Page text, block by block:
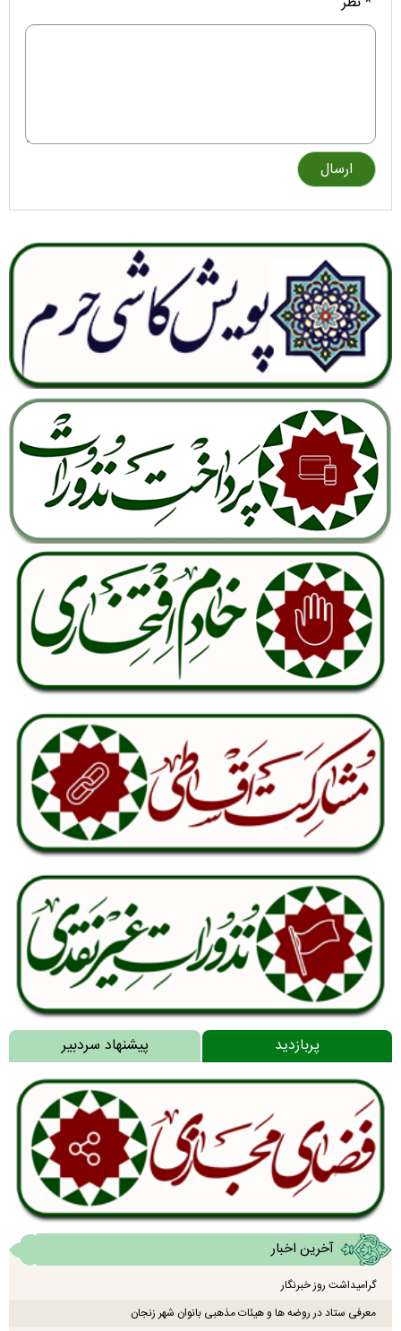
پربازدید پیشنهاد سردبیر
آخرین اخبار
گرامیداشت روز خبرنگار
معرفی ستاد در روضه ها و هیئات مذهبی بانوان شهر زنجان